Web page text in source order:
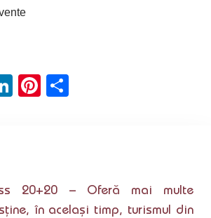
LinkedIn
Pinterest
20+20 – Oferă mai multe
în același timp, turismul din